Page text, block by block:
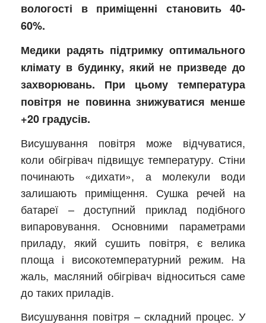
вологості в приміщенні становить 40-
60%.
Медики радять підтримку оптимального
клімату в будинку, який не призведе до
захворювань. При цьому температура
повітря не повинна знижуватися менше
+20 градусів.
Висушування повітря може відчуватися,
коли обігрівач підвищує температуру. Стіни
починають «дихати», а молекули води
залишають приміщення. Сушка речей на
батареї – доступний приклад подібного
випаровування. Основними параметрами
приладу, який сушить повітря, є велика
площа і високотемпературний режим. На
жаль, масляний обігрівач відноситься саме
до таких приладів.
Висушування повітря – складний процес. У